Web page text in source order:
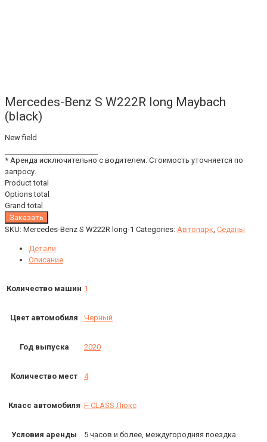
Mercedes-Benz S W222R long Maybach
(black)
New field
* Аренда исключительно с водителем. Стоимость уточняется по
запросу.
Product total
Options total
Grand total
Заказать
SKU: Mercedes-Benz S W222R long-1 Categories: Автопарк, Седаны
Детали
Описание
Количество машин 1
Цвет автомобиля Черный
Год выпуска 2020
Количество мест 4
Класс автомобиля F-CLASS Люкс
Условия аренды 5 часов и более, междугородняя поездка